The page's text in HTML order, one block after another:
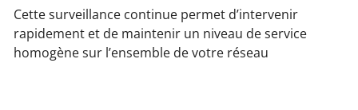
Cette surveillance continue permet d’intervenir
rapidement et de maintenir un niveau de service
homogène sur l’ensemble de votre réseau